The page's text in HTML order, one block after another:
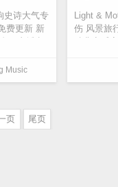
史诗大气专
费更新 新
，广播电
Music
Light &
伤 风景旅
瑞典音乐
页 尾页